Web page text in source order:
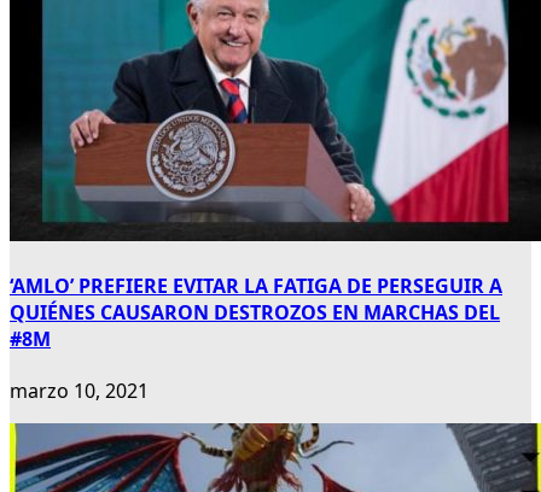
‘AMLO’ PREFIERE EVITAR LA FATIGA DE PERSEGUIR A
QUIÉNES CAUSARON DESTROZOS EN MARCHAS DEL
#8M
marzo 10, 2021